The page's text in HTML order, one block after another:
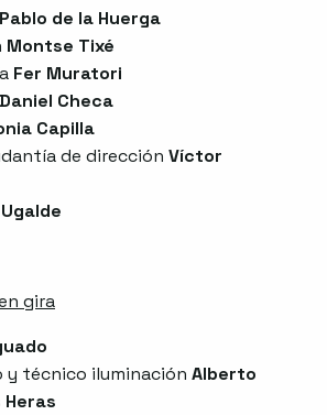
Pablo de la Huerga
Montse Tixé
Fer Muratori
Daniel Checa
Capilla
de dirección Víctor
gira
y técnico iluminación Alberto
Heras